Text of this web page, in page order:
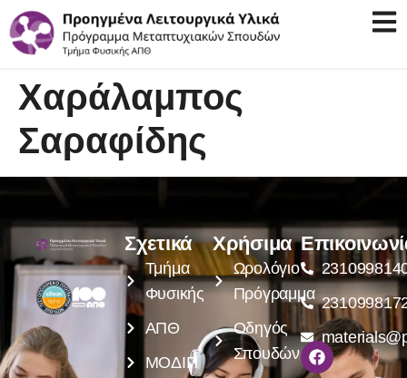
Χαράλαμπος
Σαραφίδης
Σχετικά
Τμήμα
Φυσικής
ΑΠΘ
ΜΟΔΙΠ
Χρήσιμα
Ωρολόγιο
Πρόγραμμα
Οδηγός
Σπουδών